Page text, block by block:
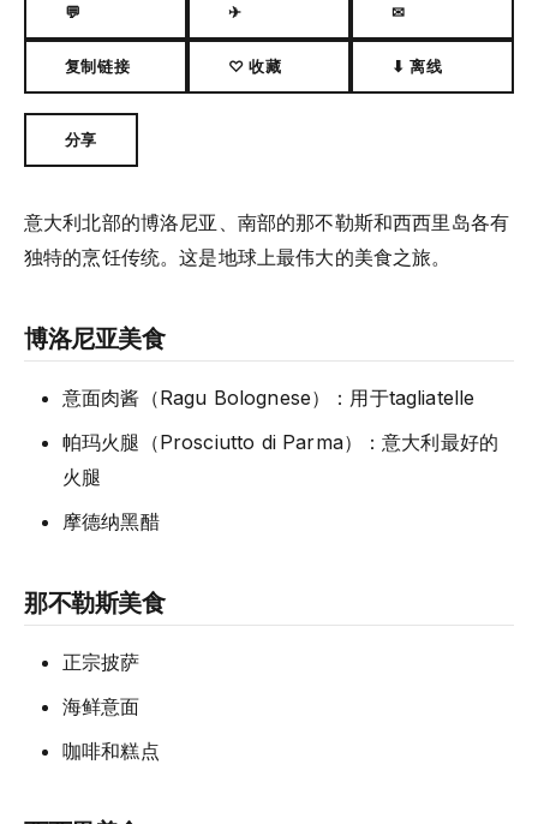
💬 ✈ ✉
复制链接 ♡ 收藏 ⬇ 离线
分享
意大利北部的博洛尼亚、南部的那不勒斯和西西里岛各有
独特的烹饪传统。这是地球上最伟大的美食之旅。
博洛尼亚美食
意面肉酱（Ragu Bolognese）：用于tagliatelle
帕玛火腿（Prosciutto di Parma）：意大利最好的
火腿
摩德纳黑醋
那不勒斯美食
正宗披萨
海鲜意面
咖啡和糕点